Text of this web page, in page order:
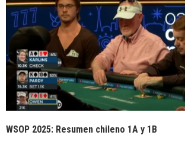
WSOP 2025: Resumen chileno 1A y 1B